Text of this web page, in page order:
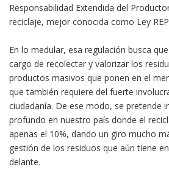
Responsabilidad Extendida del
reciclaje, mejor conocida como Ley
En lo medular, esa regulación busca
cargo de recolectar y valorizar los
productos masivos que ponen en el
que también requiere del fuerte
ciudadanía. De ese modo, se pretende
profundo en nuestro país donde el
apenas el 10%, dando un giro mucho
gestión de los residuos que aún tiene
delante.